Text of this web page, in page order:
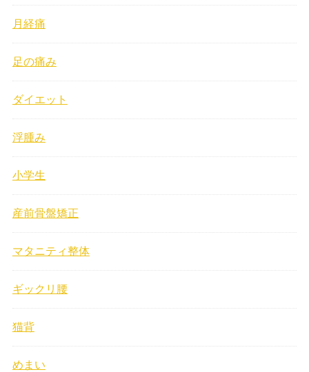
月経痛
足の痛み
ダイエット
浮腫み
小学生
産前骨盤矯正
マタニティ整体
ギックリ腰
猫背
めまい